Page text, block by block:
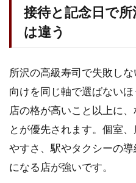
迷っ
た時
の決
接待と記念日で
は違う
所沢の高級寿司で失敗し
向けを同じ軸で選ばないほ
店の格が高いこと以上に
とが優先されます。個室
やすさ、駅やタクシーの
になる店が強いです。